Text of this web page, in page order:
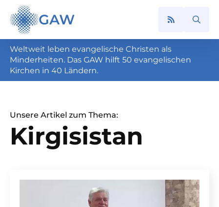
GAW
Search
Weltweit leben evangelische Christen als
Minderheiten. Das GAW hilft 50 evangelischen
Kirchen in 40 Ländern.
Unsere Artikel zum Thema:
Kirgisistan